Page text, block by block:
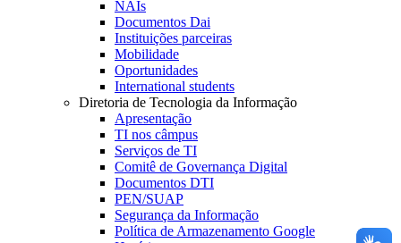
NAIs
Documentos Dai
Instituições parceiras
Mobilidade
Oportunidades
International students
Diretoria de Tecnologia da Informação
Apresentação
TI nos câmpus
Serviços de TI
Comitê de Governança Digital
Documentos DTI
PEN/SUAP
Segurança da Informação
Política de Armazenamento Google